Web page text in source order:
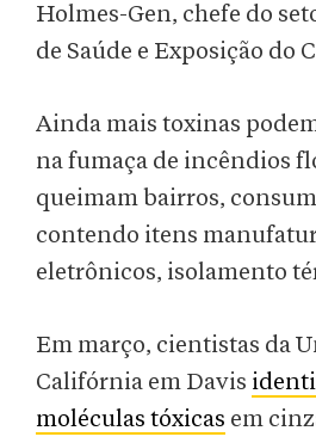
Holmes-Gen, chefe do
de Saúde e Exposição do
Ainda mais toxinas
na fumaça de incêndios
queimam bairros,
contendo itens
eletrônicos, isolamento
Em março, cientistas da
Califórnia em Davis
moléculas tóxicas em